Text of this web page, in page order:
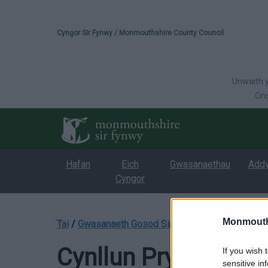
If you wish
sensitive
Please select your
Cyngor Sir Fynwy / Monmouthshire County Council
Unwaith
Hafan
Eich
Cyngor
Gwasanaethau
Tai/ Gwasanaeth Gosod Sir Fynwy Gwasanaeth
Cynllun Prydlesu